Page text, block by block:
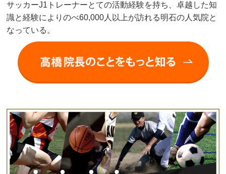
サッカーJ1トレーナーとての活動経験を持ち、卓越した知
識と経験によりのべ60,000人以上が訪れる明石の人気院と
なっている。